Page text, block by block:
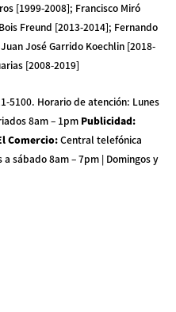
[1999-2008]; Francisco Miró
Freund [2013-2014]; Fernando
José Garrido Koechlin [2018-
[2008-2019]
5100. Horario de atención: Lunes
8am – 1pm Publicidad:
Comercio:Central telefónica
sábado 8am – 7pm | Domingos y